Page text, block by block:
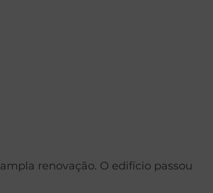
renovação. O edifício passou